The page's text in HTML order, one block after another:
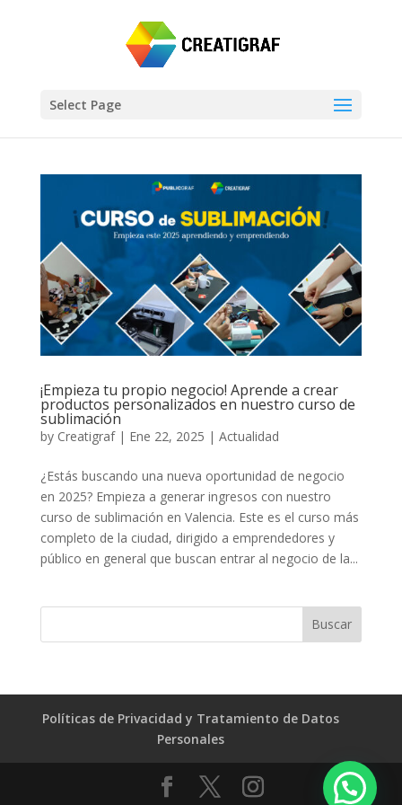
Select Page
¡Empieza tu propio negocio! Aprende a crear
productos personalizados en nuestro curso de
sublimación
by Creatigraf| Ene 22, 2025 | Actualidad
¿Estás buscando una nueva oportunidad de negocio
en 2025? Empieza a generar ingresos con nuestro
curso de sublimación en Valencia. Este es el curso más
completo de la ciudad, dirigido a emprendedores y
público en general que buscan entrar al negocio de la...
Políticas de Privacidad y Tratamiento de Datos
Personales